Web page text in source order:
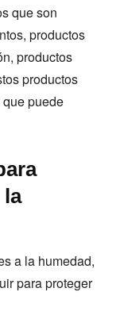
que son
productos
productos
productos
puede
a la humedad,
para proteger